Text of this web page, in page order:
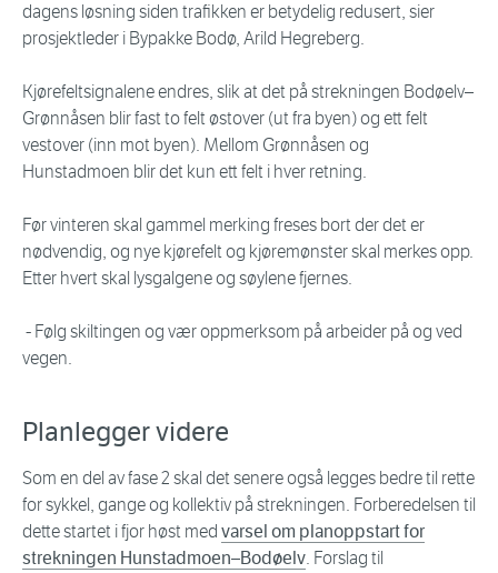
dagens løsning siden trafikken er betydelig redusert, sier
prosjektleder i Bypakke Bodø, Arild Hegreberg.
Kjørefeltsignalene endres, slik at det på strekningen Bodøelv–
Grønnåsen blir fast to felt østover (ut fra byen) og ett felt
vestover (inn mot byen). Mellom Grønnåsen og
Hunstadmoen blir det kun ett felt i hver retning.
Før vinteren skal gammel merking freses bort der det er
nødvendig, og nye kjørefelt og kjøremønster skal merkes opp.
Etter hvert skal lysgalgene og søylene fjernes.
- Følg skiltingen og vær oppmerksom på arbeider på og ved
vegen.
Planlegger videre
Som en del av fase 2 skal det senere også legges bedre til rette
for sykkel, gange og kollektiv på strekningen. Forberedelsen til
dette startet i fjor høst med varsel om planoppstart for
strekningen Hunstadmoen–Bodøelv. Forslag til